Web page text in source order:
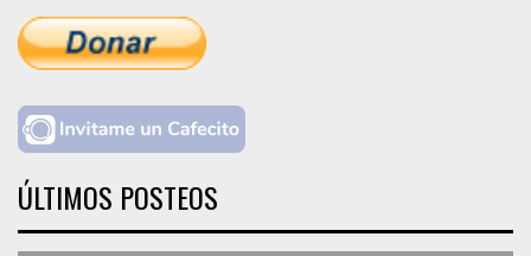
ÚLTIMOS POSTEOS